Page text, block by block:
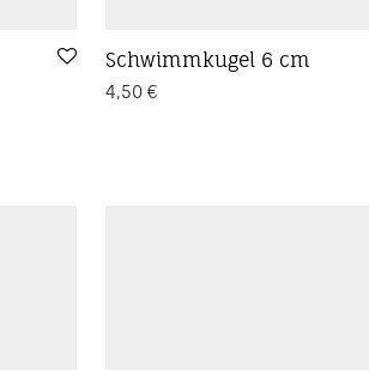
Schwimmkugel 6 cm
4,50€